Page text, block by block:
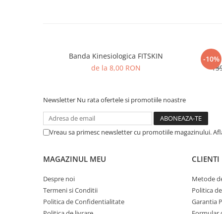
Banda Kinesiologica FITSKIN
de la 8,00 RON
-10%
Disc
Newsletter Nu rata ofertele si promotiile noastre
Vreau sa primesc newsletter cu promotiile magazinului.
MAGAZINUL MEU
Despre noi
Termeni si Conditii
Politica de Confidentialitate
CLIENTI
Metode
Politica
Garantia